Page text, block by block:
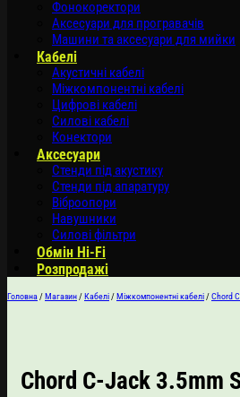
Фонокоректори
Аксесуари для програвачів
Машини та аксесуари для мийки
Кабелі
Акустичні кабелі
Міжкомпонентні кабелі
Цифрові кабелі
Силові кабелі
Конектори
Аксесуари
Стенди під акустику
Стенди під апаратуру
Віброопори
Навушники
Силові фільтри
Обмін Hi-Fi
Розпродажі
Головна /Магазин /Кабелі /Міжкомпонентні кабелі /Chord
Chord C-Jack 3.5mm